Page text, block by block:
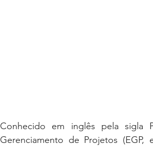
Conhecido em inglês pela sigla
Gerenciamento de Projetos